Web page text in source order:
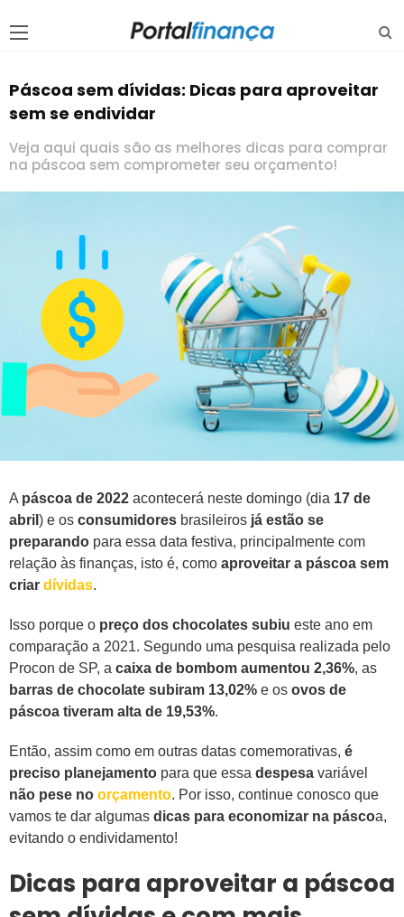
Páscoa sem dívidas: Dicas para aproveitar
sem se endividar
Veja aqui quais são as melhores dicas para comprar
na páscoa sem comprometer seu orçamento!
A páscoa de 2022 acontecerá neste domingo (dia 17 de
abril ) e os consumidores brasileiros já estão se
preparando para essa data festiva, principalmente com
relação às finanças, isto é, como aproveitar a páscoa sem
criar dívidas.
Isso porque o preço dos chocolates subiu este ano em
comparação a 2021. Segundo uma pesquisa realizada pelo
Procon de SP, a caixa de bombom aumentou 2,36%, as
barras de chocolate subiram 13,02% e os ovos de
páscoa tiveram alta de 19,53%.
Então, assim como em outras datas comemorativas, é
preciso planejamento para que essa despesa variável
não pese no orçamento. Por isso, continue conosco que
vamos te dar algumas dicas para economizar na páscoa,
evitando o endividamento!
Dicas para aproveitar a páscoa